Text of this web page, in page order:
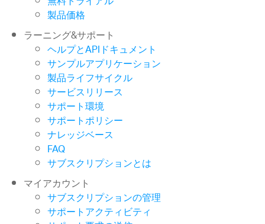
製品価格
ラーニング&サポート
ヘルプとAPIドキュメント
サンプルアプリケーション
製品ライフサイクル
サービスリリース
サポート環境
サポートポリシー
ナレッジベース
FAQ
サブスクリプションとは
マイアカウント
サブスクリプションの管理
サポートアクティビティ